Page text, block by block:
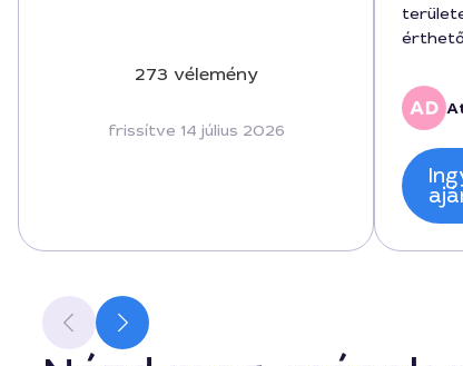
273 vélemény
frissítve 14 július 2026
42000
nevű